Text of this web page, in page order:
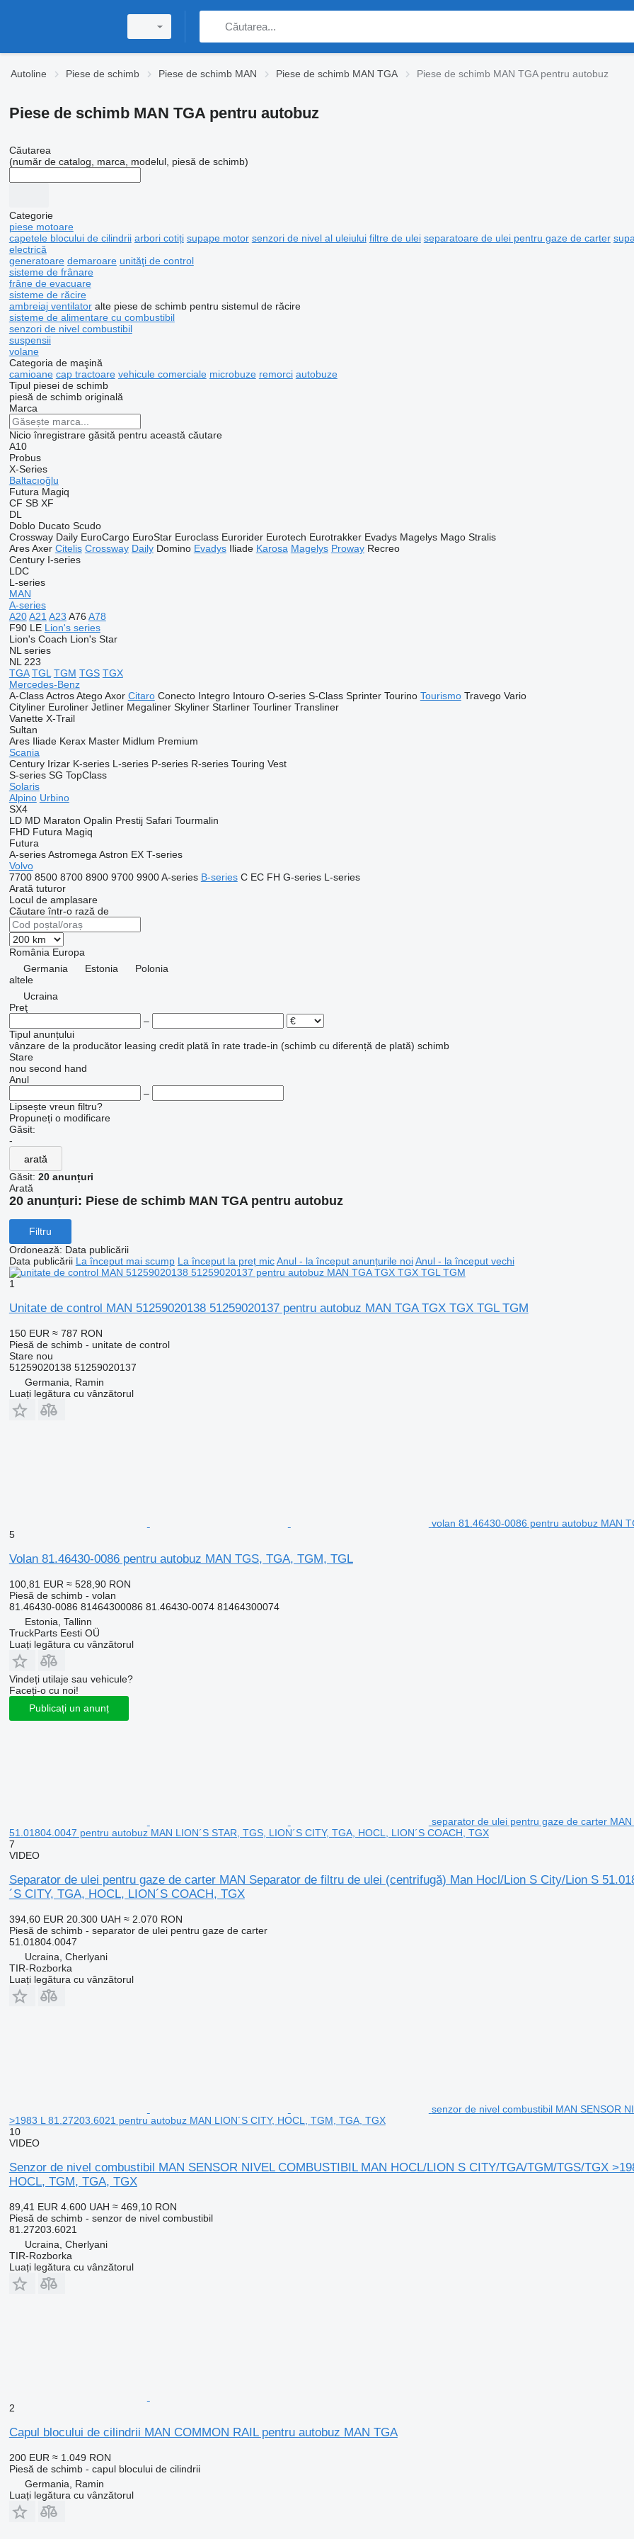
Autoline Piese de schimb Piese de schimb MAN Piese de schimb MAN TGA Piese de schimb MAN TGA pentru autobuz
Piese de schimb MAN TGA pentru autobuz
Căutarea
(număr de catalog, marca, modelul, piesă de schimb)
Categorie
piese motoare
capetele blocului de cilindrii arbori cotiți supape motor senzori de nivel al uleiului filtre de ulei separatoare de ulei pentru gaze de carter
electrică
generatoare demaroare unităţi de control
sisteme de frânare
frâne de evacuare
sisteme de răcire
ambreiaj ventilator alte piese de schimb pentru sistemul de răcire
sisteme de alimentare cu combustibil
senzori de nivel combustibil
suspensii
volane
Categoria de maşină
camioane cap tractoare vehicule comerciale microbuze remorci autobuze
Tipul piesei de schimb
piesă de schimb originală
Marca
Nicio înregistrare găsită pentru această căutare
A10
Probus
X-Series
Baltacıoğlu
Futura Magiq
CF SB XF
DL
Doblo Ducato Scudo
Crossway Daily EuroCargo EuroStar Euroclass Eurorider Eurotech Eurotrakker Evadys Magelys Mago Stralis
Ares Axer Citelis Crossway Daily Domino Evadys Iliade Karosa Magelys Proway Recreo
Century I-series
LDC
L-series
MAN
A-series
A20 A21 A23 A76 A78
F90 LE Lion's series
Lion's Coach Lion's Star
NL series
NL 223
TGA TGL TGM TGS TGX
Mercedes-Benz
A-Class Actros Atego Axor Citaro Conecto Integro Intouro O-series S-Class Sprinter Tourino Tourismo Travego Vario
Cityliner Euroliner Jetliner Megaliner Skyliner Starliner Tourliner Transliner
Vanette X-Trail
Sultan
Ares Iliade Kerax Master Midlum Premium
Scania
Century Irizar K-series L-series P-series R-series Touring Vest
S-series SG TopClass
Solaris
Alpino Urbino
SX4
LD MD Maraton Opalin Prestij Safari Tourmalin
FHD Futura Magiq
Futura
A-series Astromega Astron EX T-series
Volvo
7700 8500 8700 8900 9700 9900 A-series B-series C EC FH G-series L-series
Arată tuturor
Locul de amplasare
Căutare într-o rază de
România Europa
Germania
Estonia
Polonia
altele
Ucraina
Preţ
–
Tipul anunțului
vânzare de la producător leasing credit plată în rate trade-in (schimb cu diferență de plată) schimb
Stare
nou second hand
Anul
–
Lipsește vreun filtru?
Propuneți o modificare
Găsit:
-
arată
Găsit: 20 anunțuri
Arată
20 anunțuri: Piese de schimb MAN TGA pentru autobuz
Filtru
Ordonează: Data publicării
Data publicării La început mai scump La început la preț mic Anul - la început anunțurile noi Anul - la început vechi
1
Unitate de control MAN 51259020138 51259020137 pentru autobuz MAN TGA TGX TGX TGL TGM
150 EUR ≈ 787 RON
Piesă de schimb - unitate de control
Starenou
51259020138 51259020137
Germania, Ramin
Luați legătura cu vânzătorul
volan 81.46430-0086 pentru autobuz MAN
5
Volan 81.46430-0086 pentru autobuz MAN TGS, TGA, TGM, TGL
100,81 EUR ≈ 528,90 RON
Piesă de schimb - volan
81.46430-0086 81464300086 81.46430-0074 81464300074
Estonia, Tallinn
TruckParts Eesti OÜ
Luați legătura cu vânzătorul
Vindeți utilaje sau vehicule?
Faceți-o cu noi!
Publicați un anunț
separator de ulei pentru gaze de carter
51.01804.0047 pentru autobuz MAN LION´S STAR, TGS, LION´S CITY, TGA, HOCL, LION´S COACH, TGX
7
VIDEO
Separator de ulei pentru gaze de carter MAN Separator de filtru de ulei (centrifugă) Man Hocl/Lion S City/Lion S
´S CITY, TGA, HOCL, LION´S COACH, TGX
394,60 EUR 20.300 UAH ≈ 2.070 RON
Piesă de schimb - separator de ulei pentru gaze de carter
51.01804.0047
Ucraina, Cherlyani
TIR-Rozborka
Luați legătura cu vânzătorul
senzor de nivel combustibil MAN SENSOR
>1983 L 81.27203.6021 pentru autobuz MAN LION´S CITY, HOCL, TGM, TGA, TGX
10
VIDEO
Senzor de nivel combustibil MAN SENSOR NIVEL COMBUSTIBIL MAN HOCL/LION S CITY/TGA/TGM/TGS/TGX
HOCL, TGM, TGA, TGX
89,41 EUR 4.600 UAH ≈ 469,10 RON
Piesă de schimb - senzor de nivel combustibil
81.27203.6021
Ucraina, Cherlyani
TIR-Rozborka
Luați legătura cu vânzătorul
2
Capul blocului de cilindrii MAN COMMON RAIL pentru autobuz MAN TGA
200 EUR ≈ 1.049 RON
Piesă de schimb - capul blocului de cilindrii
Germania, Ramin
Luați legătura cu vânzătorul